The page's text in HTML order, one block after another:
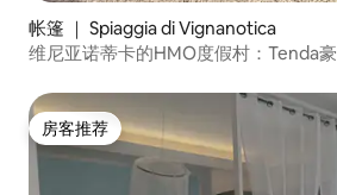
帐篷 ｜ Spiaggia di Vignanotica
维尼亚诺蒂卡的HMO度假村：Tenda
房客推荐
房客推荐